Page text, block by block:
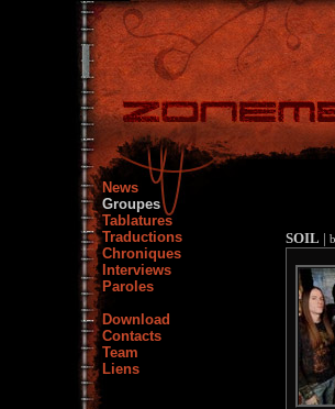
News
Groupes
Tablatures
Traductions
Chroniques
Interviews
Paroles
Download
Contacts
Team
Liens
SOIL |